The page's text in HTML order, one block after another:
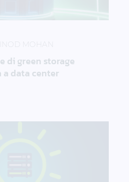
di green storage
a data center